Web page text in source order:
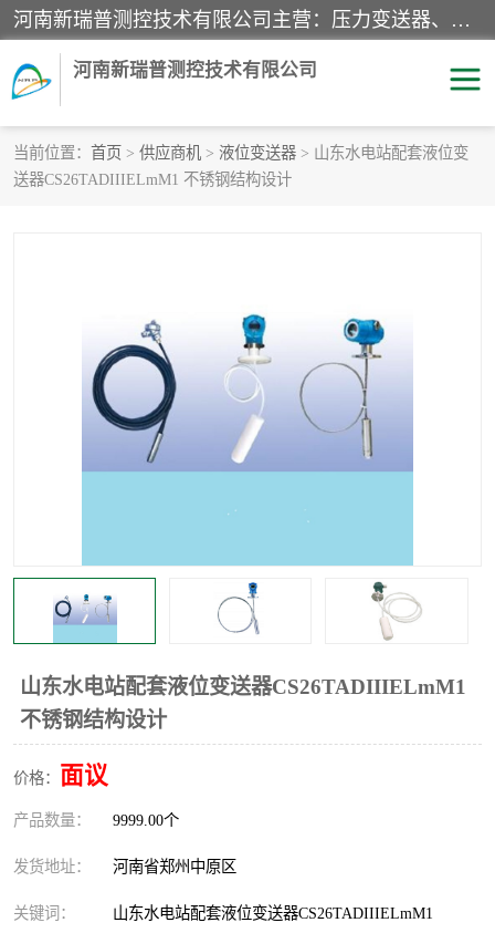
河南新瑞普测控技术有限公司主营：压力变送器、液位变送器、差压变送器、雷达料位计、电容物位计、温度显示控制仪表、电量变送器、流量计、工业自动化系统成套设备。
河南新瑞普测控技术有限公司
当前位置： 首页 > 供应商机 > 液位变送器 > 山东水电站配套液位变
送器CS26TADIIIELmM1 不锈钢结构设计
山东水电站配套液位变送器CS26TADIIIELmM1
不锈钢结构设计
价格： 面议
产品数量： 9999.00个
发货地址： 河南省郑州中原区
关键词： 山东水电站配套液位变送器CS26TADIIIELmM1
霍尼韦尔压力变送器 CS系列变送器
标准型工业压力变送器 罐旁显示仪
差压变送器 温度传感器变送器
电容物位计
电量变送器
流量计 工业自动化系统成套设备